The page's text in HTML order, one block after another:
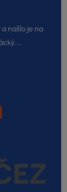
našlo je na